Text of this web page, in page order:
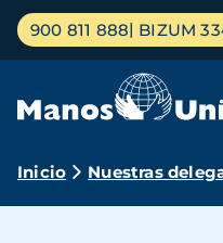
Pasar
contenido
Menú
principal
900 811 888 BIZUM
Ruta
Inicio Nuestras